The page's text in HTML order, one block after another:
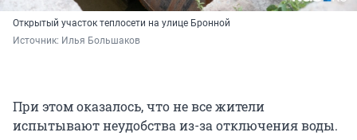
Открытый участок теплосети на улице Бронной
Источник: Илья Большаков
При этом оказалось, что не все жители
испытывают неудобства из-за отключения воды.